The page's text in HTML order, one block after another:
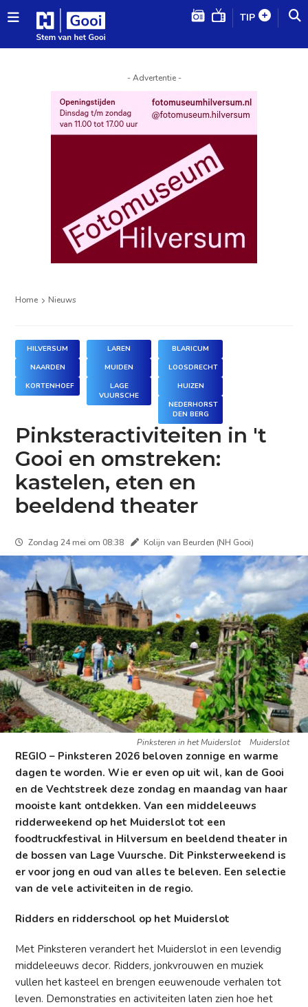
TIP
- Advertentie -
Home Nieuws
HILVERSUM LAREN
BLARICUM
NAARDEN
MUIDEN
LOOSDRECHT
KORTENHOEF
LAGE
VUURSCHE
HUIZEN
NEDERHORST
DEN BERG
Pinksteractiviteiten in 't
Gooi en omstreken:
kastelen, eten en
beeldend theater
Zondag 24 mei om 08:38 Kolijn van Beurden (NH Gooi)
Pinksteren in het Muiderslot Muiderslot
REGIO – Pinksteren 2026 beloven zonnige en warme
dagen te worden. Wie er even op uit wil, kan de Gooi
en de Vechtstreek deze zondag en maandag van haar
mooiste kant ontdekken. Van een middeleeuws
ridderweekend op het Muiderslot tot een
foodtruckfestival in Hilversum en beeldend theater in
de bossen van Lage Vuursche. Dit Pinksterweekend is
er voor jong en oud van alles te beleven. Een selectie
van de vele activiteiten in de regio.
Ridders en ridderschool op het Muiderslot
Met Pinksteren verandert het Muiderslot in een levendig
middeleeuws decor. Ridders, jonkvrouwen en muziek
vullen het kasteel en brengen eeuwenoude verhalen tot
leven. Demonstraties en activiteiten laten zien hoe het